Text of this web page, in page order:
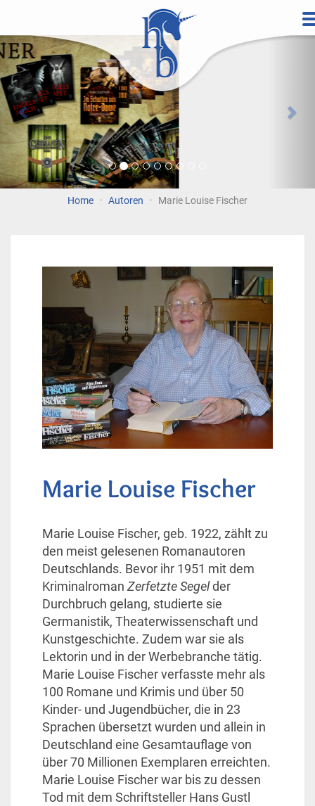
InhaltVorherige
Home Autoren Marie Louise Fischer
Marie Louise Fischer
Marie Louise Fischer, geb. 1922, zählt zu
den meist gelesenen Romanautoren
Deutschlands. Bevor ihr 1951 mit dem
Kriminalroman Zerfetzte Segelder
Durchbruch gelang, studierte sie
Germanistik, Theaterwissenschaft und
Kunstgeschichte. Zudem war sie als
Lektorin und in der Werbebranche tätig.
Marie Louise Fischer verfasste mehr als
100 Romane und Krimis und über 50
Kinder- und Jugendbücher, die in 23
Sprachen übersetzt wurden und allein in
Deutschland eine Gesamtauflage von
über 70 Millionen Exemplaren erreichten.
Marie Louise Fischer war bis zu dessen
Tod mit dem Schriftsteller Hans Gustl